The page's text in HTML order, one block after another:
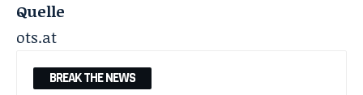
Quelle
ots.at
BREAK THE NEWS